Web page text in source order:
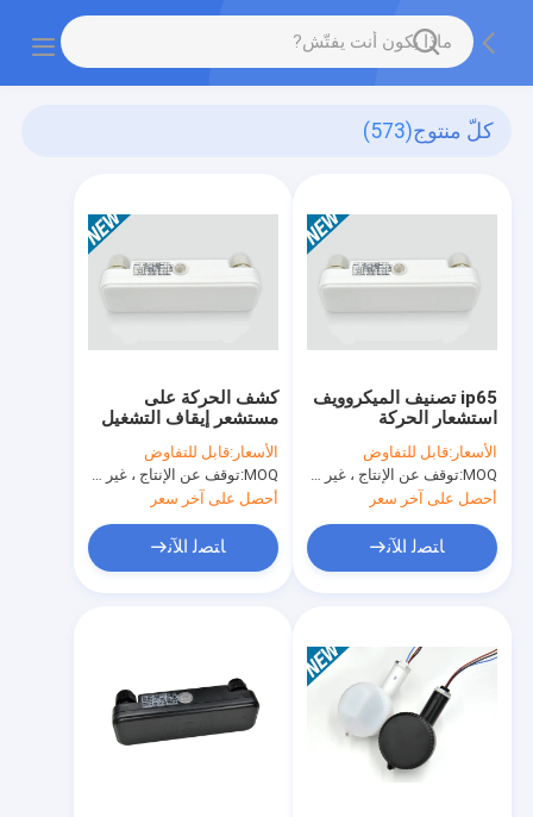
كلّ منتوج(573)
كشف الحركة على
مستشعر إيقاف التشغيل
الأسعار:قابل للتفاوض
MOQ: توقف عن الإنتاج ، غير متوفر.
أحصل على آخر سعر
ﺎﺘﺼﻟ ﺍﻶﻧ
ip65 تصنيف الميكروويف
استشعار الحركة
التثبيت / أون-أوف تحكم
200 واط
الأسعار:قابل للتفاوض
MOQ: توقف عن الإنتاج ، غير متوفر.
أحصل على آخر سعر
ﺎﺘﺼﻟ ﺍﻶﻧ